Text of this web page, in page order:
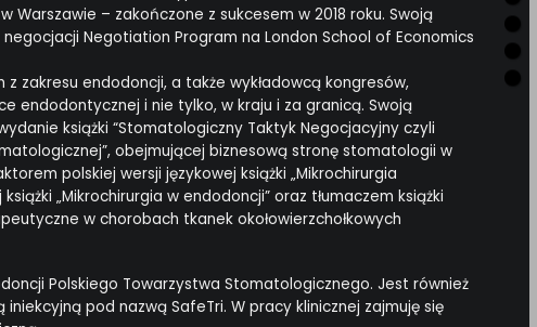
Warszawie – zakończone z sukcesem w 2018 roku. Swoją
Negotiation Program na London School of Economics
zakresu endodoncji, a także wykładowcą kongresów,
endodontycznej i nie tylko, w kraju i za granicą. Swoją
książki “Stomatologiczny Taktyk Negocjacyjny czyli
obejmującej biznesową stronę stomatologii w
polskiej wersji językowej książki „Mikrochirurgia
„Mikrochirurgia w endodoncji” oraz tłumaczem książki
w chorobach tkanek okołowierzchołkowych
Polskiego Towarzystwa Stomatologicznego. Jest również
iniekcyjną pod nazwą SafeTri. W pracy klinicznej zajmuję się